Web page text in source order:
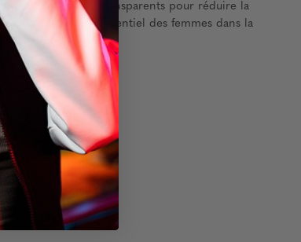
ambre ou transparents pour réduire la
au rôle essentiel des femmes dans la